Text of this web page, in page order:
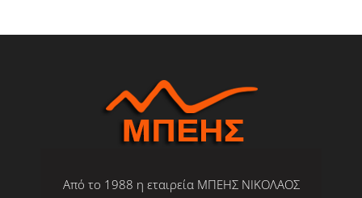
Από το 1988 η εταιρεία ΜΠΕΗΣ ΝΙΚΟΛΑΟΣ